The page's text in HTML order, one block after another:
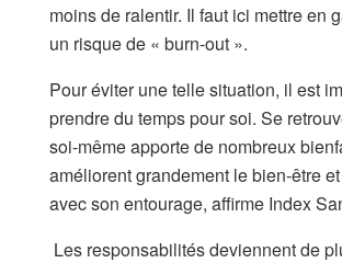
moins de ralentir. Il faut ici mettre en
un risque de « burn-out ».
Pour éviter une telle situation, il est
prendre du temps pour soi. Se
soi-même apporte de nombreux
améliorent grandement le bien-être
avec son entourage, affirme Index
Les responsabilités deviennent de